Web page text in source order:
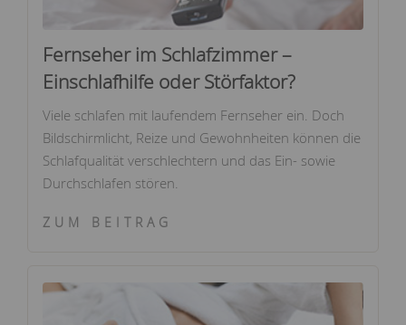
Fernseher im Schlafzimmer –
Einschlafhilfe oder Störfaktor?
Viele schlafen mit laufendem Fernseher ein. Doch
Bildschirmlicht, Reize und Gewohnheiten können die
Schlafqualität verschlechtern und das Ein- sowie
Durchschlafen stören.
ZUM BEITRAG